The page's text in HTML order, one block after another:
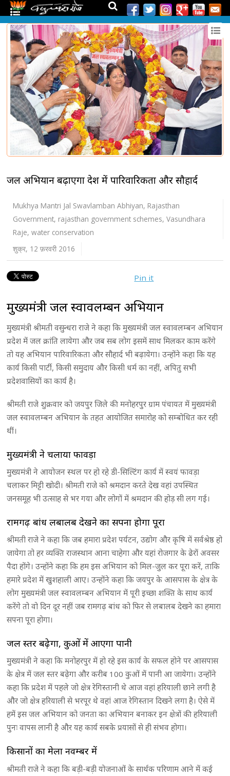
जल अभियान बढ़ाएगा प्रदेश में पारिवारिकता और सौहार्द
Mukhya Mantri Jal Swavlamban Abhiyan, Rajasthan
Government, rajasthan government schemes,Vasundhara
Raje,water conservation
शुक्र, 12 फ़रवरी 2016
Pin it
मुख्यमंत्री जल स्वावलम्बन अभियान
मुख्यमंत्री श्रीमती वसुन्धरा राजे ने कहा कि मुख्यमंत्री जल स्वावलम्बन अभियान
प्रदेश में जल क्रांति लायेगा और जब सब लोग इसमें साथ मिलकर काम करेंगे
तो यह अभियान पारिवारिकता और सौहार्द भी बढ़ायेगा। उन्होंने कहा कि यह
कार्य किसी पार्टी, किसी समुदाय और किसी धर्म का नहीं, अपितु सभी
प्रदेशवासियों का कार्य है।
श्रीमती राजे शुक्रवार को जयपुर जिले की मनोहरपुर ग्राम पंचायत में मुख्यमंत्री
जल स्वावलम्बन अभियान के तहत आयोजित समारोह को सम्बोधित कर रही
थीं।
मुख्यमंत्री ने चलाया फावड़ा
मुख्यमंत्री ने आयोजन स्थल पर हो रहे डी-सिल्टिंग कार्य में स्वयं फावड़ा
चलाकर मिट्टी खोदी। श्रीमती राजे को श्रमदान करते देख वहां उपस्थित
जनसमूह भी उत्साह से भर गया और लोगों में श्रमदान की होड़ सी लग गई।
रामगढ़ बांध लबालब देखने का सपना होगा पूरा
श्रीमती राजे ने कहा कि जब हमारा प्रदेश पर्यटन, उद्योग और कृषि में सर्वश्रेष्ठ हो
जायेगा तो हर व्यक्ति राजस्थान आना चाहेगा और यहां रोजगार के ढेरों अवसर
पैदा होंगे। उन्होंने कहा कि हम इस अभियान को मिल-जुल कर पूरा करें, ताकि
हमारे प्रदेश में खुशहाली आए। उन्होंने कहा कि जयपुर के आसपास के क्षेत्र के
लोग मुख्यमंत्री जल स्वावलम्बन अभियान में पूरी इच्छा शक्ति के साथ कार्य
करेंगे तो वो दिन दूर नहीं जब रामगढ़ बांध को फिर से लबालब देखने का हमारा
सपना पूरा होगा।
जल स्तर बढे़गा, कुओं में आएगा पानी
मुख्यमंत्री ने कहा कि मनोहरपुर में हो रहे इस कार्य के सफल होने पर आसपास
के क्षेत्र में जल स्तर बढ़ेगा और करीब 100 कुओं में पानी आ जायेगा। उन्होंने
कहा कि प्रदेश में पहले जो क्षेत्र रेगिस्तानी थे आज वहां हरियाली छाने लगी है
और जो क्षेत्र हरियाली से भरपूर थे वहां आज रेगिस्तान दिखने लगा है। ऐसे में
हमें इस जल अभियान को जनता का अभियान बनाकर इन क्षेत्रों की हरियाली
पुनः वापस लानी है और यह कार्य सबके प्रयासों से ही संभव होगा।
किसानों का मेला नवम्बर में
श्रीमती राजे ने कहा कि बड़ी-बड़ी योजनाओं के सार्थक परिणाम आने में कई